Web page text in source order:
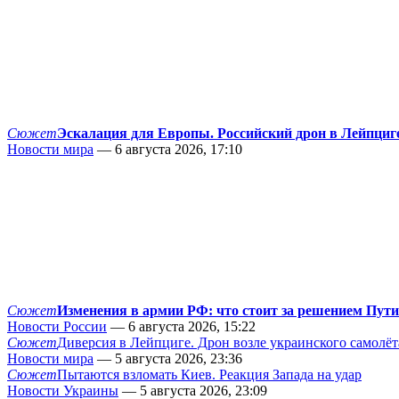
СюжетЭскалация для Европы. Российский дрон в
Новости мира — 6 августа 2026, 17:10
СюжетИзменения в армии РФ: что стоит за решением
Новости России — 6 августа 2026, 15:22
СюжетДиверсия в Лейпциге. Дрон возле украинского
Новости мира — 5 августа 2026, 23:36
СюжетПытаются взломать Киев. Реакция Запада на удар
Новости Украины — 5 августа 2026, 23:09